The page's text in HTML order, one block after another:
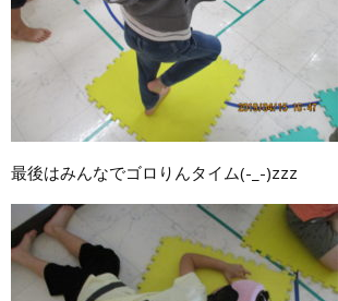
最後はみんなでゴロりんタイム(-_-)zzz